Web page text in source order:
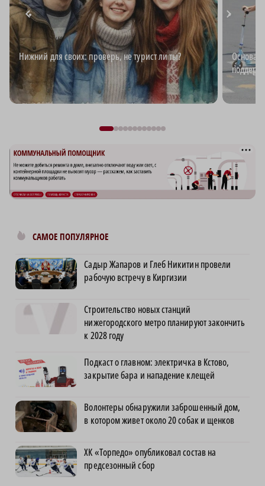
Нижний для своих: проверь, не турист ли ты?
Основа
САМОЕ ПОПУЛЯРНОЕ
Садыр Жапаров и Глеб Никитин провели
рабочую встречу в Киргизии
Строительство новых станций
нижегородского метро планируют закончить
к 2028 году
Подкаст о главном: электричка в Кстово,
закрытие бара и нападение клещей
Волонтеры обнаружили заброшенный дом,
в котором живет около 20 собак и щенков
ХК «Торпедо» опубликовал состав на
предсезонный сбор